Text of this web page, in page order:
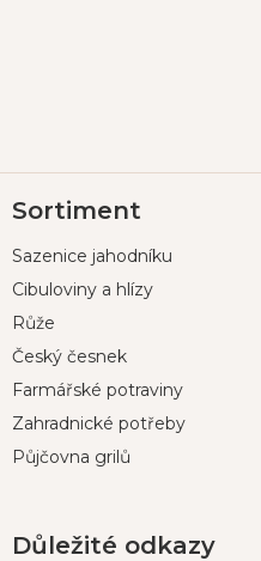
á
a
Sortiment
Sazenice jahodníku
Cibuloviny a hlízy
Růže
Český česnek
Farmářské potraviny
Zahradnické potřeby
Půjčovna grilů
Důležité odkazy